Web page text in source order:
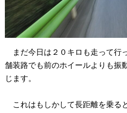
まだ今日は２０キロも走って行
舗装路でも前のホイールよりも振
じます。
これはもしかして長距離を乗る